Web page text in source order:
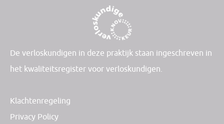
De verloskundigen in deze praktijk staan ingeschreven in
het kwaliteitsregister voor verloskundigen.
Klachtenregeling
Privacy Policy